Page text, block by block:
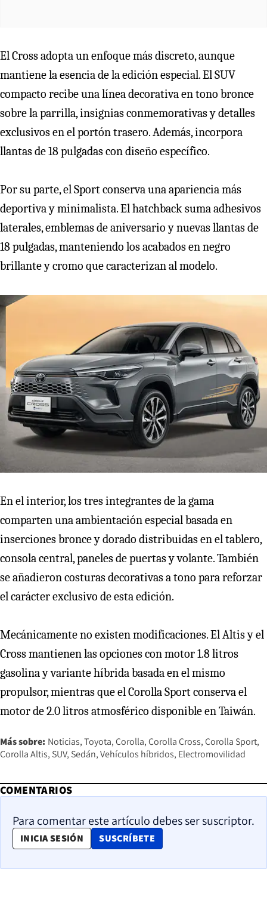
El Cross adopta un enfoque más discreto, aunque
mantiene la esencia de la edición especial. El SUV
compacto recibe una línea decorativa en tono bronce
sobre la parrilla, insignias conmemorativas y detalles
exclusivos en el portón trasero. Además, incorpora
llantas de 18 pulgadas con diseño específico.
Por su parte, el Sport conserva una apariencia más
deportiva y minimalista. El hatchback suma adhesivos
laterales, emblemas de aniversario y nuevas llantas de
18 pulgadas, manteniendo los acabados en negro
brillante y cromo que caracterizan al modelo.
En el interior, los tres integrantes de la gama
comparten una ambientación especial basada en
inserciones bronce y dorado distribuidas en el tablero,
consola central, paneles de puertas y volante. También
se añadieron costuras decorativas a tono para reforzar
el carácter exclusivo de esta edición.
Mecánicamente no existen modificaciones. El Altis y el
Cross mantienen las opciones con motor 1.8 litros
gasolina y variante híbrida basada en el mismo
propulsor, mientras que el Corolla Sport conserva el
motor de 2.0 litros atmosférico disponible en Taiwán.
Más sobre: Noticias Toyota Corolla Corolla Cross Corolla Sport
Corolla Altis SUV Sedán Vehículos híbridos Electromovilidad
COMENTARIOS
Para comentar este artículo debes ser suscriptor.
INICIA SESIÓN SUSCRÍBETE
OPENS IN NEW WINDOW